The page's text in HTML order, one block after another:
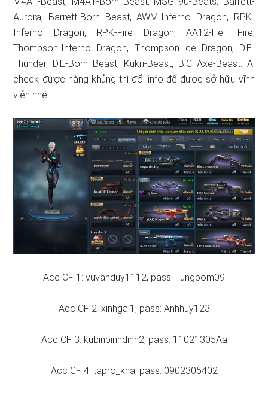
Aurora, Barrett-Born Beast, AWM-Inferno Dragon, RPK-
Inferno Dragon, RPK-Fire Dragon, AA12-Hell Fire,
Thompson-Inferno Dragon, Thompson-Ice Dragon, D.E-
Thunder, D.E-Born Beast, Kukri-Beast, B.C Axe-Beast. Ai
check được hàng khủng thì đổi info để được sở hữu vĩnh
viễn nhé!
Acc CF 1: vuvanduy1112, pass: Tungbom09
Acc CF 2: xinhgai1, pass: Anhhuy123
Acc CF 3: kubinbinhdinh2, pass: 11021305Aa
Acc CF 4: tapro_kha, pass: 0902305402